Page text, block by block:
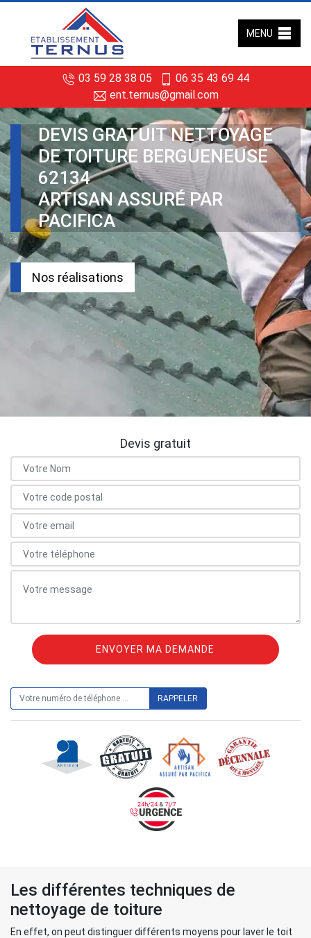
03 59 28 38 05
06 35 43 69 44
ent.ternus@gmail.com
MENU
DEVIS GRATUIT NETTOYAGE
DE TOITURE BERGUENEUSE
62134
ARTISAN ASSURÉ PAR
PACIFICA
Nos réalisations
Devis gratuit
Les différentes techniques de
nettoyage de toiture
En effet, on peut distinguer différents moyens pour laver le toit